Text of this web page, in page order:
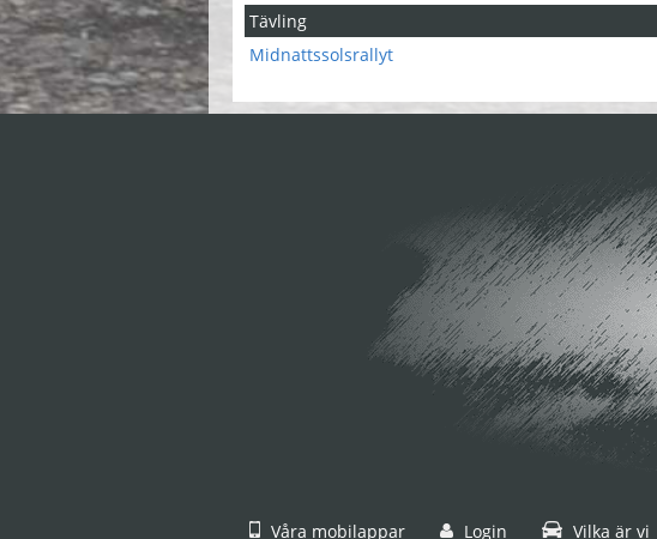
Tävling
Midnattssolsrallyt
Våra mobilappar Login Vilka är vi